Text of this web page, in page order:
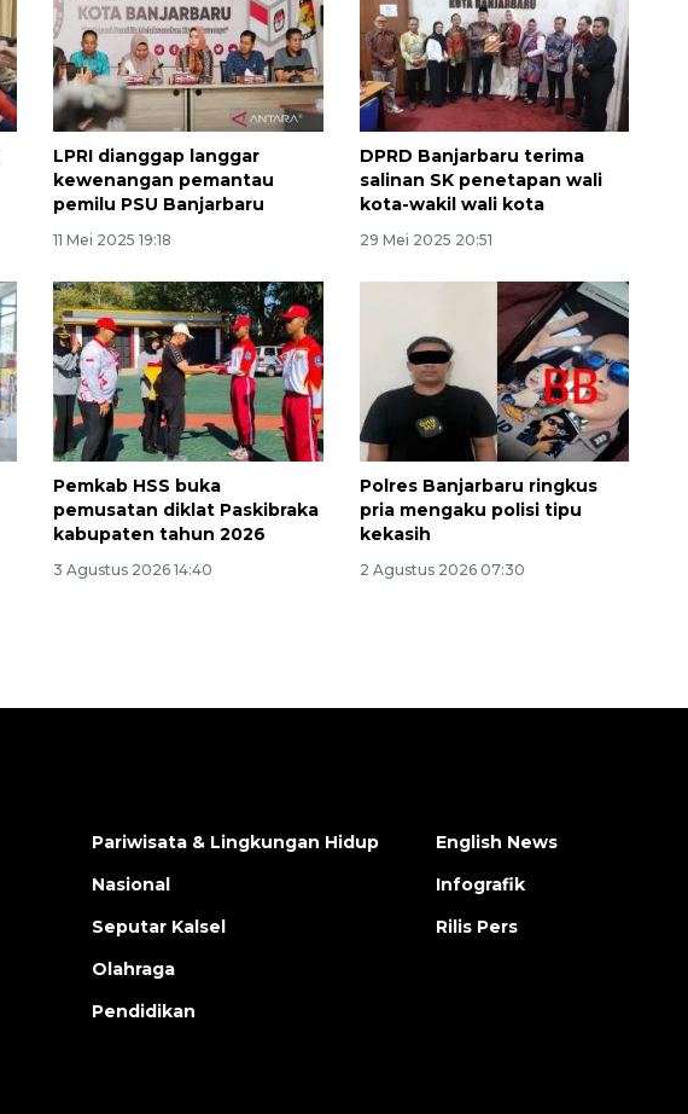
LPRI dianggap langgar
kewenangan pemantau
pemilu PSU Banjarbaru
11 Mei 2025 19:18
DPRD Banjarbaru terima
salinan SK penetapan wali
kota-wakil wali kota
29 Mei 2025 20:51
Pemkab HSS buka
pemusatan diklat Paskibraka
kabupaten tahun 2026
3 Agustus 2026 14:40
Polres Banjarbaru ringkus
pria mengaku polisi tipu
kekasih
2 Agustus 2026 07:30
Memberantas kejahatan
jalanan Jakarta
2026-08-05 18:00:00
Pariwisata & Lingkungan Hidup
Nasional
Seputar Kalsel
Olahraga
Pendidikan
English News
Infografik
Rilis Pers